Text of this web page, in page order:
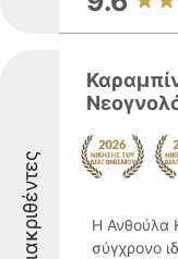
Διακριθέντες
Η Ανθούλα
σύγχρονο